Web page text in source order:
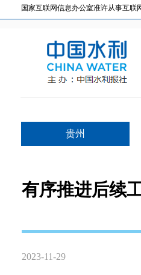
国家互联网信息办公室准许从事互联
贵州
有序推进后续
2023-11-29